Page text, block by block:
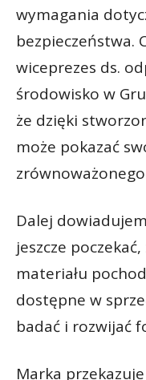
wymagania
bezpieczeństwa.
wiceprezes ds.
środowisko w
że dzięki
może pokazać
Dalej
jeszcze
materiału
dostępne w
badać i rozwijać
Marka